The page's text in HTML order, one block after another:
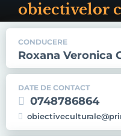
obiectivelor
CONDUCERE
Roxana Veronica
DATE DE CONTACT
0748786864